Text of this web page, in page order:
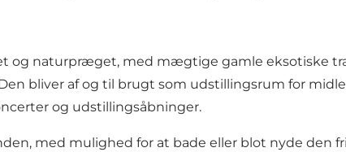
og naturpræget, med mægtige gamle eksotiske
bliver af og til brugt som udstillingsrum for
og udstillingsåbninger.
med mulighed for at bade eller blot nyde den